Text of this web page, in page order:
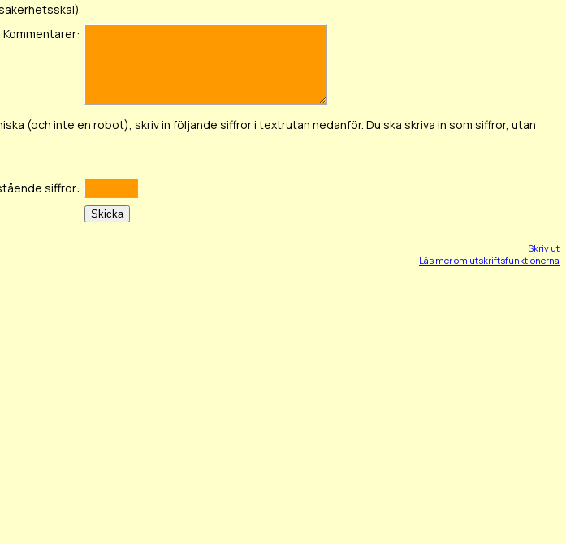
Kommentarer:
(och inte en robot), skriv in följande siffror i textrutan nedanför. Du ska skriva in som siffror, utan
siffror:
Skriv ut
Läs mer om utskriftsfunktionerna